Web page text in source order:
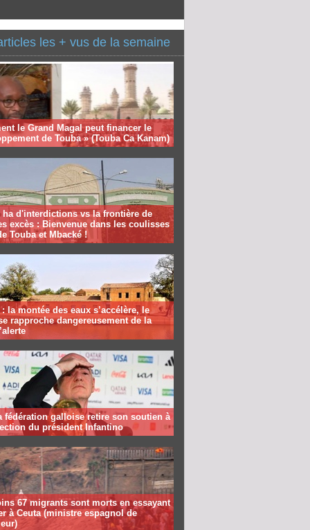
les + vus de la semaine
le Grand Magal peut financer le
de Touba » (Touba Ca Kanam)
ha d'interdictions vs la frontière de
excès : Bienvenue dans les coulisses
Touba et Mbacké !
la montée des eaux s’accélère, le
rapproche dangereusement de la
fédération galloise retire son soutien à
du président Infantino
67 migrants sont morts en essayant
à Ceuta (ministre espagnol de